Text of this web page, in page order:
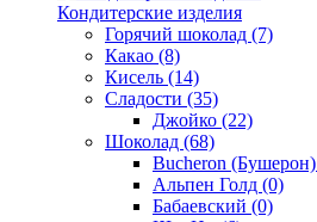
Кондитерские изделия
Горячий шоколад (7)
Какао (8)
Кисель (14)
Сладости (35)
Джойко (22)
Шоколад (68)
Bucheron (Бушерон)
Альпен Голд (0)
Бабаевский (0)